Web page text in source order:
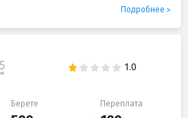
Подробнее
Берете Переплата